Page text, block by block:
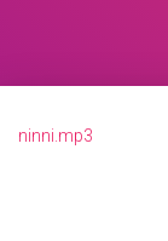
ninni.mp3